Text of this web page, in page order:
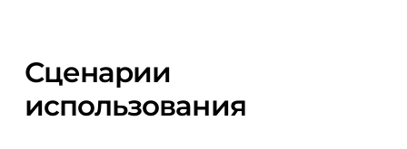
Сценарии
использования